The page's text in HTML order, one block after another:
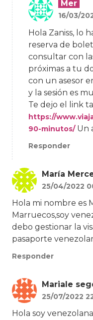
Mer
16/03/
Hola Zaniss, lo
reserva de
consultar con
próximas a tu
con un asesor
y la sesión es
Te dejo el link
https://
90-minutos/Un
Responder
María
25/04/2022
Hola mi nombre es
Marruecos,soy
debo gestionar la
pasaporte
Responder
Mariale
25/07/2022
Hola soy